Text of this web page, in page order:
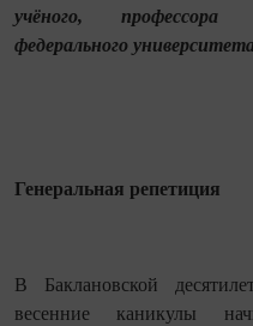
учёного, профессора
федерального
Генеральная репетиция
В Баклановской
весенние каникулы